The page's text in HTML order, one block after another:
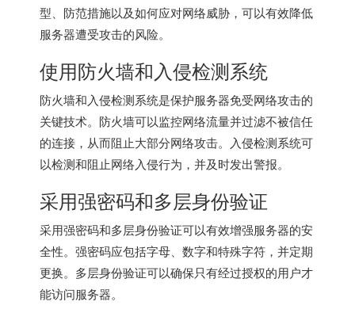
型、防范措施以及如何应对网络威胁，可以有效降低
服务器遭受攻击的风险。
使用防火墙和入侵检测系统
防火墙和入侵检测系统是保护服务器免受网络攻击的
关键技术。防火墙可以监控网络流量并过滤不被信任
的连接，从而阻止大部分网络攻击。入侵检测系统可
以检测和阻止网络入侵行为，并及时发出警报。
采用强密码和多层身份验证
采用强密码和多层身份验证可以有效增强服务器的安
全性。强密码应包括字母、数字和特殊字符，并定期
更换。多层身份验证可以确保只有经过授权的用户才
能访问服务器。